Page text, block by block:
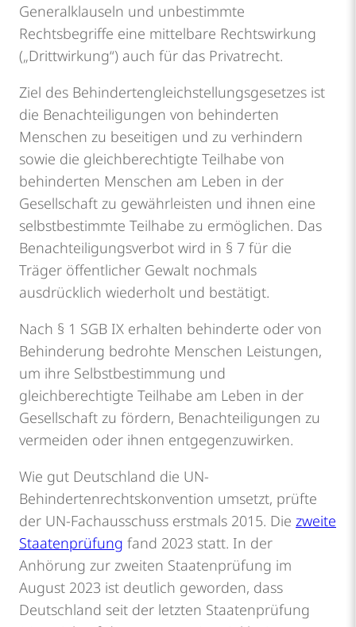
Generalklauseln und unbestimmte
Rechtsbegriffe eine mittelbare Rechtswirkung
(„Drittwirkung“) auch für das Privatrecht.
Ziel des Behindertengleichstellungsgesetzes ist
die Benachteiligungen von behinderten
Menschen zu beseitigen und zu verhindern
sowie die gleichberechtigte Teilhabe von
behinderten Menschen am Leben in der
Gesellschaft zu gewährleisten und ihnen eine
selbstbestimmte Teilhabe zu ermöglichen. Das
Benachteiligungsverbot wird in § 7 für die
Träger öffentlicher Gewalt nochmals
ausdrücklich wiederholt und bestätigt.
Nach § 1 SGB IX erhalten behinderte oder von
Behinderung bedrohte Menschen Leistungen,
um ihre Selbstbestimmung und
gleichberechtigte Teilhabe am Leben in der
Gesellschaft zu fördern, Benachteiligungen zu
vermeiden oder ihnen entgegenzuwirken.
Wie gut Deutschland die UN-
Behindertenrechtskonvention umsetzt, prüfte
der UN-Fachausschuss erstmals 2015. Die zweite
Staatenprüfung fand 2023 statt. In der
Anhörung zur zweiten Staatenprüfung im
August 2023 ist deutlich geworden, dass
Deutschland seit der letzten Staatenprüfung
nach
oben